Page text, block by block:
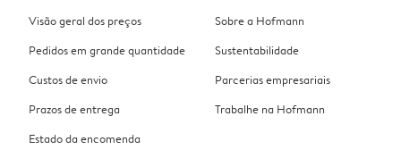
Visão geral dos preços
Pedidos em grande quantidade
Custos de envio
Prazos de entrega
Estado da encomenda
Sobre a Hofmann
Sustentabilidade
Parcerias empresariais
Trabalhe na Hofmann